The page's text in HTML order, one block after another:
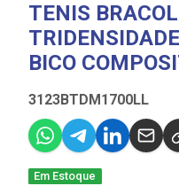
TENIS
BICO
3123BTDM1700LL
Em Estoque